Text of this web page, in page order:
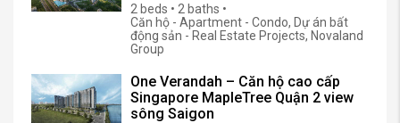
2 beds • 2 baths •
Căn hộ - Apartment - Condo, Dự án bất
động sản - Real Estate Projects, Novaland
Group
One Verandah – Căn hộ cao cấp
Singapore MapleTree Quận 2 view
sông Saigon